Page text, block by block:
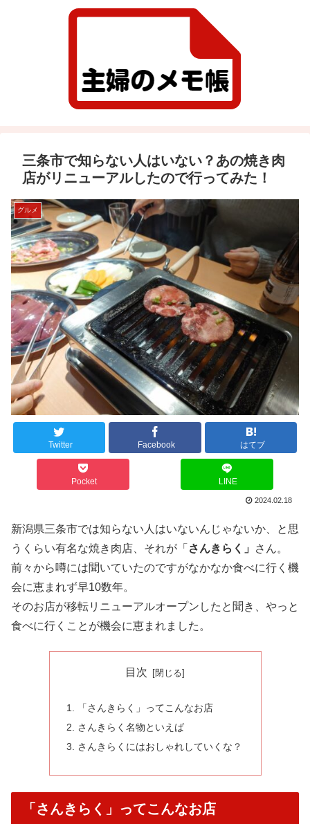
三条市で知らない人はいない？あの焼き肉
店がリニューアルしたので行ってみた！
グルメ
Twitter Facebook はてブ
Pocket LINE
2024.02.18
新潟県三条市では知らない人はいないんじゃないか、と思
うくらい有名な焼き肉店、それが「 さんきらく」
さん。
前々から噂には聞いていたのですがなかなか食べに行く機
会に恵まれず早10数年。
そのお店が移転リニューアルオープンしたと聞き、やっと
食べに行くことが機会に恵まれました。
目次
「さんきらく」ってこんなお店
さんきらく名物といえば
さんきらくにはおしゃれしていくな？
「さんきらく」ってこんなお店